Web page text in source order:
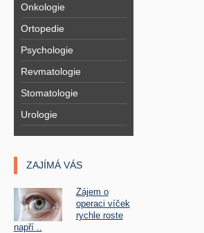
Onkologie
Ortopedie
Psychologie
Revmatologie
Stomatologie
Urologie
ZAJÍMÁ VÁS
Zájem o
operaci víček
rychle roste
napří ..